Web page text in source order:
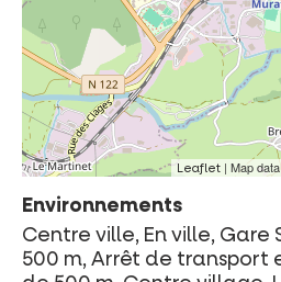
Leaflet | Map
Environnements
Centre ville, En ville, Gare
500 m, Arrêt de transport